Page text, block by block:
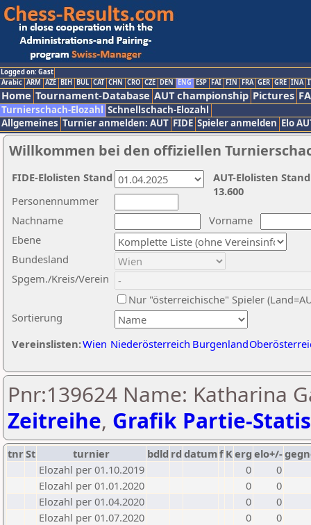
Logged on: Gast
Arabic ARM AZE BIH BUL CAT CHN CRO CZE DEN ENG ESP FAI FIN FRA GER GRE INA
Home Tournament-Database AUT championship Pictures
Turnierschach-Elozahl Schnellschach-Elozahl
Allgemeines Turnier anmelden: AUT FIDE Spieler anmelden Elo
Willkommen bei den offiziellen
Nachname
Vorname
Ebene
Sortierung
Personennummer
Bundesland
Spgem./Kreis/Verein
Nur "österreichische" Spieler
Vereinslisten:Wien Niederösterreich Burgenland
AUT-Elolisten
13.600
FIDE-Elolisten Stand
Pnr:139624 Name: Katharina
Zeitreihe, Grafik Partie-
tnrSt turnier bdld rd datumf Kerg elo+/-
Elozahl per 01.10.2019
0
0
Elozahl per 01.01.2020
0
0
Elozahl per 01.04.2020
0
0
Elozahl per 01.07.2020
0
0